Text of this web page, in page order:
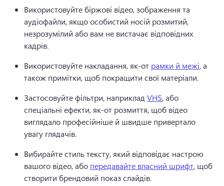
Використовуйте біржові відео, зображення та
аудіофайли, якщо особистий носій розмитий,
незрозумілий або вам не вистачає відповідних
кадрів.
Використовуйте накладання, як-от рамки й межі, а
також примітки, щоб покращити свої матеріали.
Застосовуйте фільтри, наприклад VHS, або
спеціальні ефекти, як-от розмиття, щоб відео
виглядало професійніше й швидше привертало
увагу глядачів.
Вибирайте стиль тексту, який відповідає настрою
вашого відео, або передавайте власний шрифт, щоб
створити брендовий показ слайдів.